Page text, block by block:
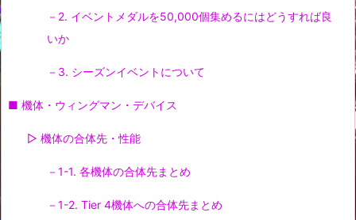
－2. イベントメダルを50,000個集めるにはどうすれば良
いか
－3. シーズンイベントについて
■ 機体・ウィングマン・デバイス
▷ 機体の合体先・性能
－1-1. 各機体の合体先まとめ
－1-2. Tier 4機体への合体先まとめ